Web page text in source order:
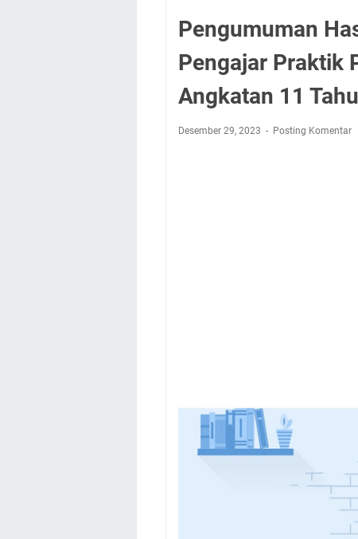
Pengumuman
Pengajar Praktik
Angkatan 11
Desember 29, 2023 Posting Komentar